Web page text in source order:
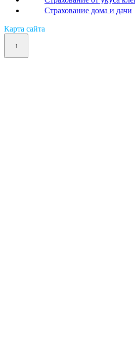
Страхование дома и дачи
Карта сайта